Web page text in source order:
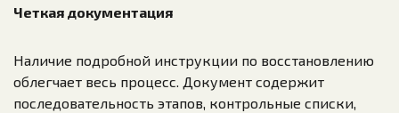
Четкая документация
Наличие подробной инструкции по восстановлению
облегчает весь процесс. Документ содержит
последовательность этапов, контрольные списки,